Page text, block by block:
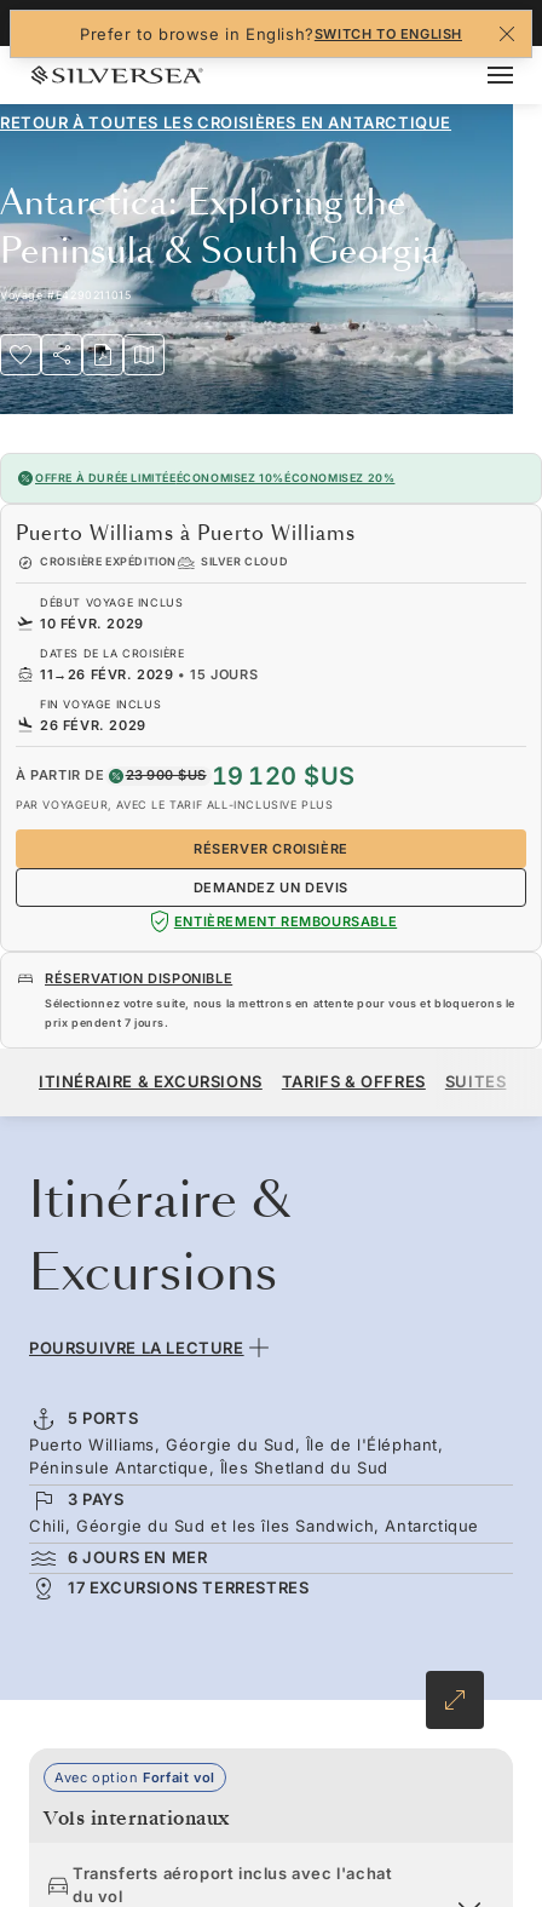
Prefer to browse in English?SWITCH TO ENGLISH
RETOUR À TOUTES LESCROISIÈRES EN ANTARCTIQUE
Antarctica: Exploring the
Peninsula & South Georgia
Voyage#E4290211015
OFFRE À DURÉE LIMITÉEÉCONOMISEZ 10%ÉCONOMISEZ 20%
Puerto Williams à Puerto Williams
CROISIÈRE EXPÉDITION SILVER CLOUD
DÉBUT VOYAGE INCLUS
10 FÉVR. 2029
DATES DE LA CROISIÈRE
11 → 26 FÉVR. 2029 •15 JOURS
FIN VOYAGE INCLUS
26 FÉVR. 2029
À PARTIR DE 23 900 $US 19 120 $US
PAR VOYAGEUR, AVEC LE TARIF ALL-INCLUSIVE PLUS
RÉSERVER CROISIÈRE
DEMANDEZ UN DEVIS
ENTIÈREMENT REMBOURSABLE
RÉSERVATION DISPONIBLE
Sélectionnez votre suite, nous la mettrons en attente pour vous et bloquerons le
prix pendent 7 jours.
À PARTIR DE 19 120 $US
ITINÉRAIRE & EXCURSIONS TARIFS & OFFRES SUITES
Itinéraire &
Excursions
POURSUIVRE LA LECTURE
5 PORTS
Puerto Williams, Géorgie du Sud, Île de l'Éléphant,
Péninsule Antarctique, Îles Shetland du Sud
3 PAYS
Chili, Géorgie du Sud et les îles Sandwich, Antarctique
6 JOURS EN MER
17 EXCURSIONS TERRESTRES
Avec option Forfait vol
Vols internationaux
Transferts aéroport inclus avec l'achat
du vol